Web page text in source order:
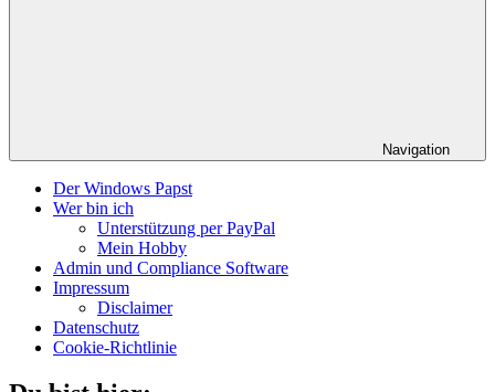
Navigation
Der Windows Papst
Wer bin ich
Unterstützung per PayPal
Mein Hobby
Admin und Compliance Software
Impressum
Disclaimer
Datenschutz
Cookie-Richtlinie